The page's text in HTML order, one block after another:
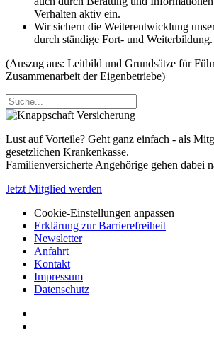
Verhalten aktiv ein.
Wir sichern die Weiterentwicklung
durch ständige Fort- und Weiterbildung.
(Auszug aus: Leitbild und Grundsätze für
Zusammenarbeit der Eigenbetriebe)
Lust auf Vorteile? Geht ganz einfach - als
gesetzlichen Krankenkasse.
Familienversicherte Angehörige gehen dabei
Jetzt Mitglied werden
Cookie-Einstellungen anpassen
Erklärung zur Barrierefreiheit
Newsletter
Anfahrt
Kontakt
Impressum
Datenschutz